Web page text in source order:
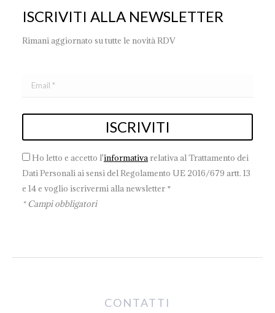
ISCRIVITI ALLA NEWSLETTER
Rimani aggiornato su tutte le novità RDV
Ho letto e accetto l'informativa relativa al Trattamento dei
Dati Personali ai sensi del Regolamento UE 2016/679 artt. 13
e 14 e voglio iscrivermi alla newsletter *
* Campi obbligatori
CONTATTI